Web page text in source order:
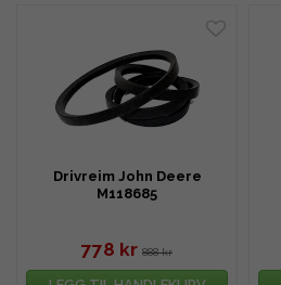
Drivreim John Deere
M118685
778 kr 888 kr